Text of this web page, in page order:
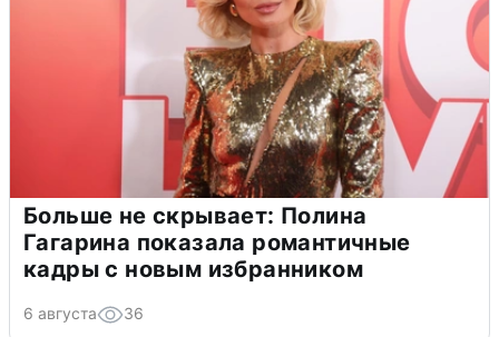
Больше не скрывает: Полина
Гагарина показала романтичные
кадры с новым избранником
6 августа 36